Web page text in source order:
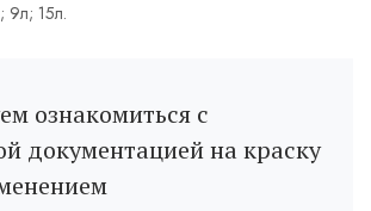
9л; 15л.
ознакомиться с
документацией на краску